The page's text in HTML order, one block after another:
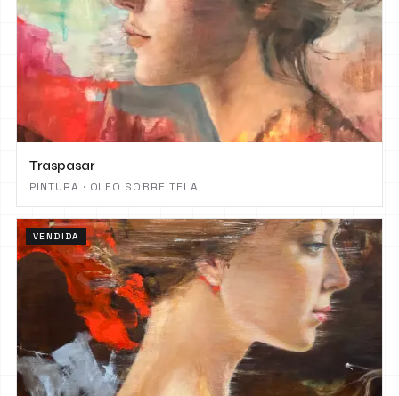
Traspasar
PINTURA · ÓLEO SOBRE TELA
VENDIDA